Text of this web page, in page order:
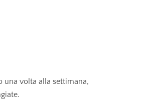
una volta alla settimana,